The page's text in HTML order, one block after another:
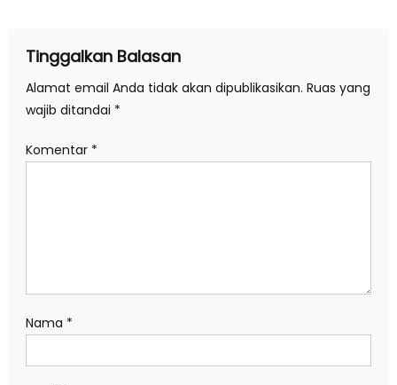
Tinggalkan Balasan
Alamat email Anda tidak akan dipublikasikan. Ruas yang
wajib ditandai *
Komentar *
Nama *